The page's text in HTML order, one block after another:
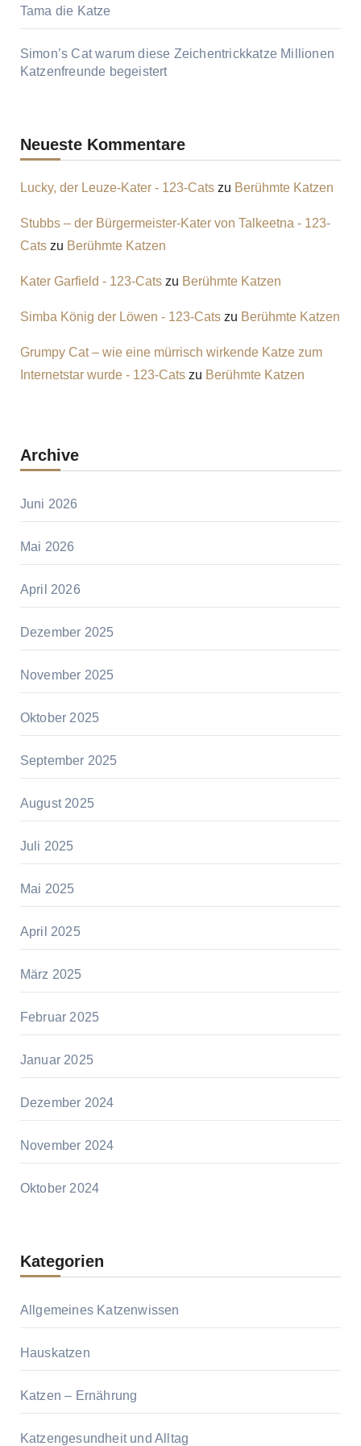
Tama die Katze
Simon’s Cat warum diese Zeichentrickkatze Millionen
Katzenfreunde begeistert
Neueste Kommentare
Lucky, der Leuze-Kater - 123-Catszu Berühmte Katzen
Stubbs – der Bürgermeister-Kater von Talkeetna - 123-
Catszu Berühmte Katzen
Kater Garfield - 123-Catszu Berühmte Katzen
Simba König der Löwen - 123-Catszu Berühmte Katzen
Grumpy Cat – wie eine mürrisch wirkende Katze zum
Internetstar wurde - 123-Catszu Berühmte Katzen
Archive
Juni 2026
Mai 2026
April 2026
Dezember 2025
November 2025
Oktober 2025
September 2025
August 2025
Juli 2025
Mai 2025
April 2025
März 2025
Februar 2025
Januar 2025
Dezember 2024
November 2024
Oktober 2024
Kategorien
Allgemeines Katzenwissen
Hauskatzen
Katzen – Ernährung
Katzengesundheit und Alltag